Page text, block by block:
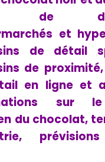
de
et
de détail
de
en ligne et
sur
du chocolat,